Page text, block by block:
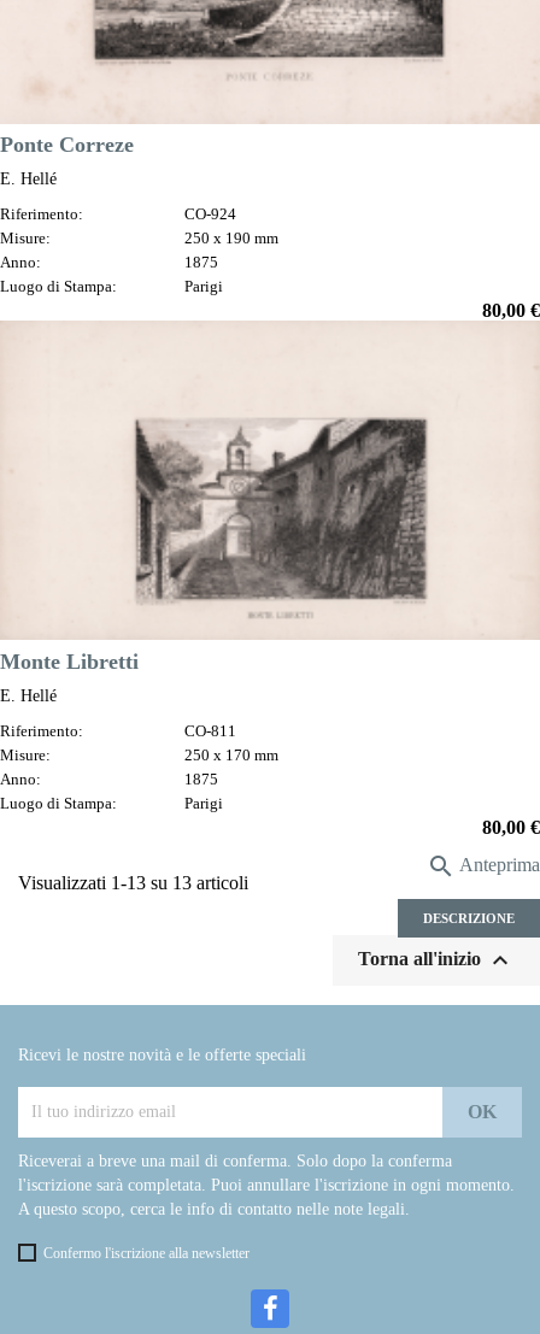
Ponte Correze
E. Hellé
Riferimento:
CO-924
Misure:
250 x 190 mm
Anno:
1875
Luogo di Stampa:
Parigi
Prezzo
80,00 €
Monte Libretti
E. Hellé
Riferimento:
CO-811
Misure:
250 x 170 mm
Anno:
1875
Luogo di Stampa:
Parigi
Prezzo
80,00 €
 Anteprima
DESCRIZIONE
Visualizzati 1-13 su 13 articoli
Torna all'inizio 
Ricevi le nostre novità e le offerte speciali
Riceverai a breve una mail di conferma. Solo dopo la conferma
l'iscrizione sarà completata. Puoi annullare l'iscrizione in ogni momento.
A questo scopo, cerca le info di contatto nelle note legali.
Confermo l'iscrizione alla newsletter